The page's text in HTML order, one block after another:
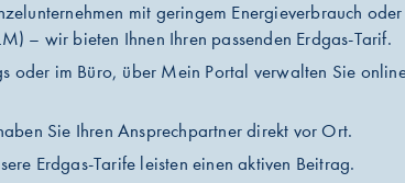
mit geringem Energieverbrauch
– wir bieten Ihnen Ihren passenden Erdgas-Tarif.
oder im Büro, über Mein Portal verwalten Sie
Sie Ihren Ansprechpartner direkt vor Ort.
Erdgas-Tarife leisten einen aktiven Beitrag.